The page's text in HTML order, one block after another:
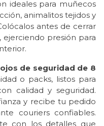
ideales para muñecos
animalitos tejidos y
antes de cerrar
presión para
ojos de seguridad de 8
o packs, listos para
calidad y seguridad.
y recibe tu pedido
couriers confiables.
con los detalles que